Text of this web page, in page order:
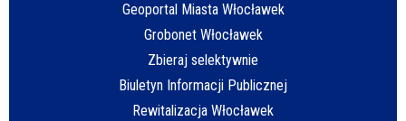
Geoportal Miasta Włocławek
Grobonet Włocławek
Zbieraj selektywnie
Biuletyn Informacji Publicznej
Rewitalizacja Włocławek